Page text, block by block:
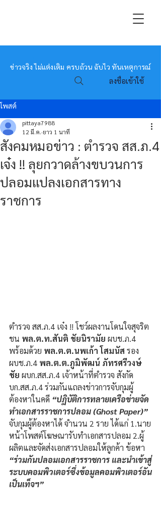
หมอข่าว
ข่าวจริง ไม่แต่งเติม ครบถ้วน ฉับไว ทันเหตุการณ์
ลงชื่อเข้าใช้
โพสต์
สังคมหมอข่าว : ตำรวจ สส.ภ.4
เจ๋ง !! ลุยกวาดล้างขบวนการ
ปลอมแปลงเอกสารทาง
ราชการ
pittaya7988
12 มี.ค. ยาว 1 นาที
ตำรวจ สส.ภ.4 เจ๋ง !! โชว์ผลงานโดนใจสุจริต
ชน พล.ต.ท.สันติ ชัยนิรามัย ผบช.ภ.4
พร้อมด้วย พล.ต.ต.นพเก้า โสมนัส รอง
ผบช.ภ.4 พล.ต.ต.ภูมิพัฒน์ ภัทรศรีวงษ์
ชัย ผบก.สส.ภ.4 เจ้าหน้าที่ตำรวจ สังกัด
บก.สส.ภ.4 ร่วมกันแถลงข่าวการจับกุมผู้
ต้องหาในคดี “ปฏิบัติการทลายเครือข่ายจัด
ทำเอกสารราชการปลอม (Ghost Paper)”
จับกุมผู้ต้องหาได้ จำนวน 2 ราย ได้แก่ 1.นาย
หน้าโพสต์โฆษณารับทำเอกสารปลอม 2.ผู้
ผลิตและจัดส่งเอกสารปลอมให้ลูกค้า ข้อหา
“ร่วมกันปลอมเอกสารราชการ และนำเข้าสู่
ระบบคอมพิวเตอร์ซึ่งข้อมูลคอมพิวเตอร์อัน
เป็นเท็จฯ”